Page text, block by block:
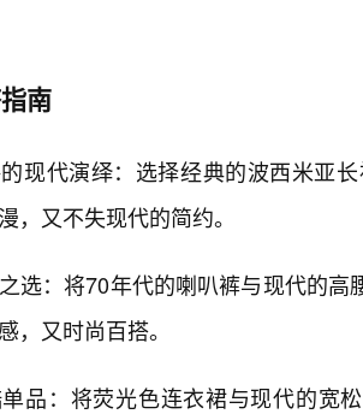
南
现代演绎：选择经典的波西米亚
，又不失现代的简约。
选：将70年代的喇叭裤与现代的高
，又时尚百搭。
品：将荧光色连衣裙与现代的宽